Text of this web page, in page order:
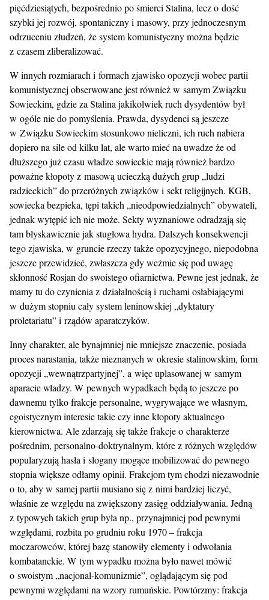
pięćdziesiątych, bezpośrednio po śmierci Stalina, lecz o dość
szybki jej rozwój, spontaniczny i masowy, przy jednoczesnym
odrzuceniu złudzeń, że system komunistyczny można będzie
z czasem zliberalizować.
W innych rozmiarach i formach zjawisko opozycji wobec partii
komunistycznej obserwowane jest również w samym Związku
Sowieckim, gdzie za Stalina jakikolwiek ruch dysydentów był
w ogóle nie do pomyślenia. Prawda, dysydenci są jeszcze
w Związku Sowieckim stosunkowo nieliczni, ich ruch nabiera
dopiero na sile od kilku lat, ale warto mieć na uwadze że od
dłuższego już czasu władze sowieckie mają również bardzo
poważne kłopoty z masową ucieczką dużych grup „ludzi
radzieckich” do przeróżnych związków i sekt religijnych. KGB,
sowiecka bezpieka, tępi takich „nieodpowiedzialnych” obywateli,
jednak wytępić ich nie może. Sekty wyznaniowe odradzają się
tam błyskawicznie jak stugłowa hydra. Dalszych konsekwencji
tego zjawiska, w gruncie rzeczy także opozycyjnego, niepodobna
jeszcze przewidzieć, zwłaszcza gdy weźmie się pod uwagę
skłonność Rosjan do swoistego ofiarnictwa. Pewne jest jednak, że
mamy tu do czynienia z działalnością i ruchami osłabiającymi
w dużym stopniu cały system leninowskiej „dyktatury
proletariatu” i rządów aparatczyków.
Inny charakter, ale bynajmniej nie mniejsze znaczenie, posiada
proces narastania, także nieznanych w okresie stalinowskim, form
opozycji „wewnątrzpartyjnej”, a więc uplasowanej w samym
aparacie władzy. W pewnych wypadkach będą to jeszcze po
dawnemu tylko frakcje personalne, wygrywające we własnym,
egoistycznym interesie takie czy inne kłopoty aktualnego
kierownictwa. Ale zdarzają się także frakcje o charakterze
pośrednim, personalno-doktrynalnym, które z różnych względów
popularyzują hasła i slogany mogące mobilizować do pewnego
stopnia większe odłamy opinii. Frakcjom tym chodzi niezawodnie
o to, aby w samej partii musiano się z nimi bardziej liczyć,
właśnie ze względu na zwiększony zasięg oddziaływania. Jedną
z typowych takich grup była np., przynajmniej pod pewnymi
względami, rozbita po grudniu roku 1970 – frakcja
moczarowców, której bazę stanowiły elementy i odwołania
kombatanckie. W tym wypadku można było nawet mówić
o swoistym „nacjonal-komunizmie”, oglądającym się pod
pewnymi względami na wzory rumuńskie. Powtórzmy: frakcja